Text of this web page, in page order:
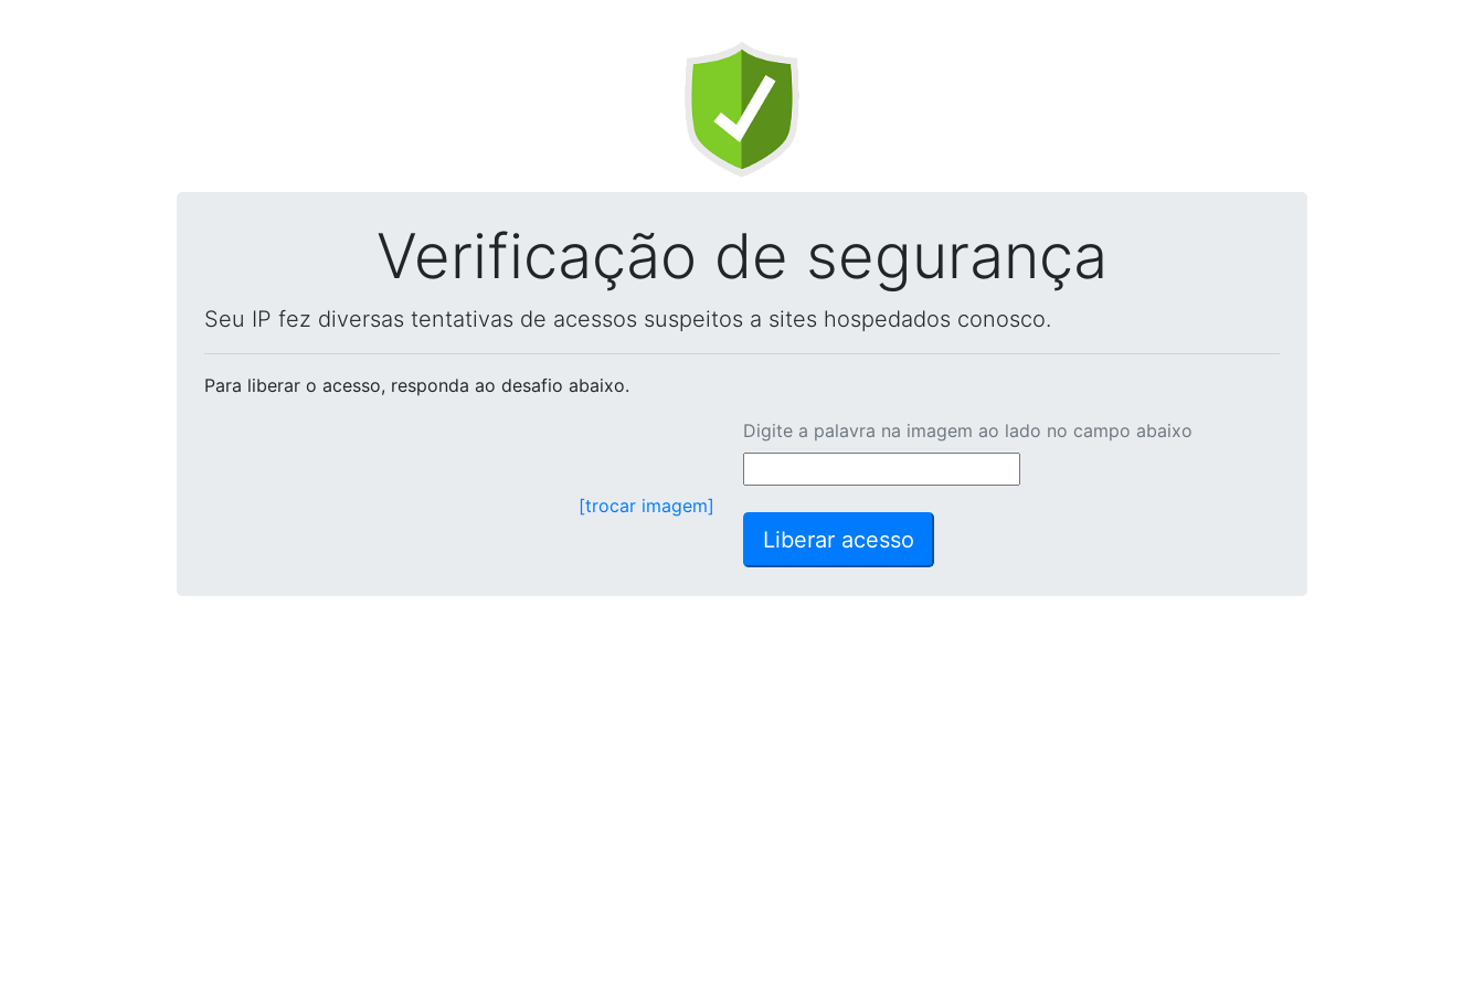
Verificação de segurança
Seu IP fez diversas tentativas de acessos suspeitos a sites hospedados conosco.
Para liberar o acesso, responda ao desafio abaixo.
[trocar imagem]
Digite a palavra na imagem ao lado no campo abaixo